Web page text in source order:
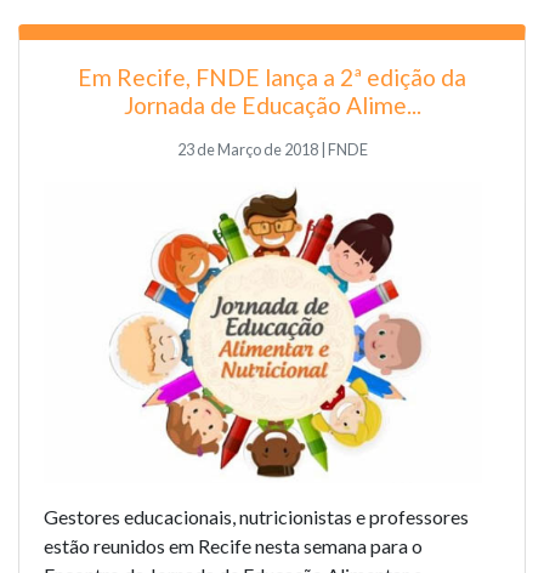
Em Recife, FNDE lança a 2ª edição da
Jornada de Educação Alime...
23 de Março de 2018 | FNDE
Gestores educacionais, nutricionistas e professores
estão reunidos em Recife nesta semana para o